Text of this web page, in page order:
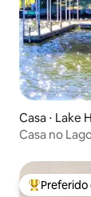
Casa ⋅ Lake
Casa no
Entre os